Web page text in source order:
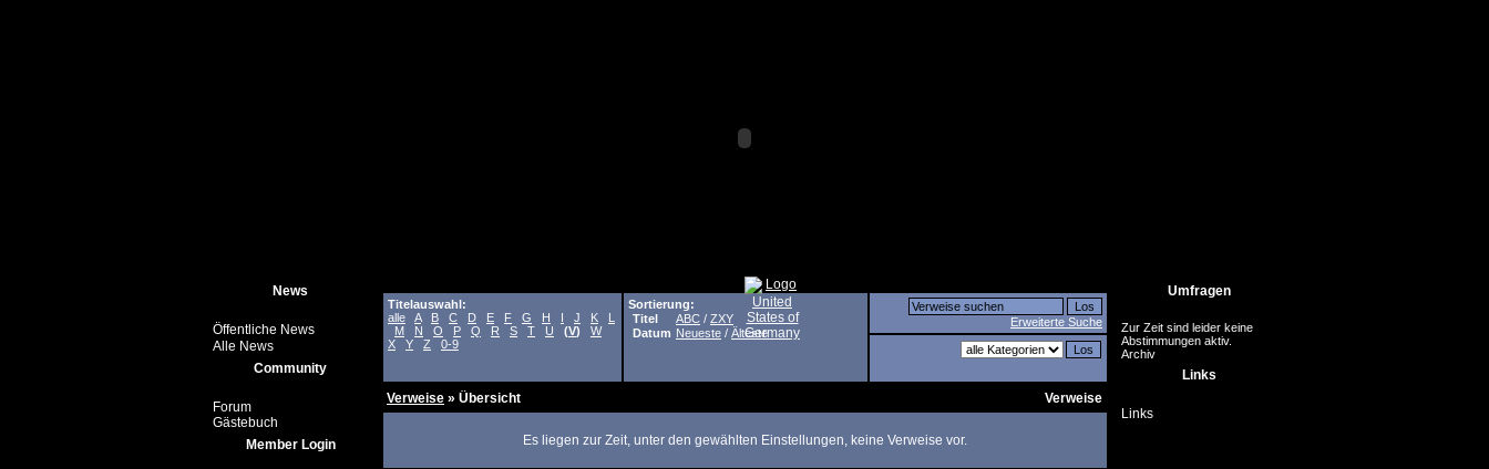
News
Öffentliche News
Alle News
Community
Forum
Gästebuch
Member Login
Titelauswahl:
alle
A B C D E F G H I J K
L
M
N O P Q R S T U (V)
W
X
Y Z 0-9
Sortierung:
Titel
ABC / ZXY
Datum Neueste / Älteste
Erweiterte Suche
Verweise » Übersicht Verweise
Es liegen zur Zeit, unter den gewählten Einstellungen, keine Verweise vor.
Umfragen
Zur Zeit sind leider keine
Abstimmungen aktiv.
Archiv
Links
Links